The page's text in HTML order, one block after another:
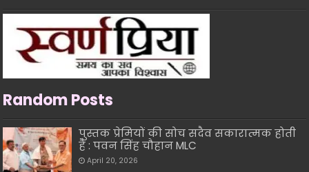
Random Posts
पुस्तक प्रेमियों की सोच सदैव सकारात्मक होती
है : पवन सिंह चौहान MLC
April 20, 2026